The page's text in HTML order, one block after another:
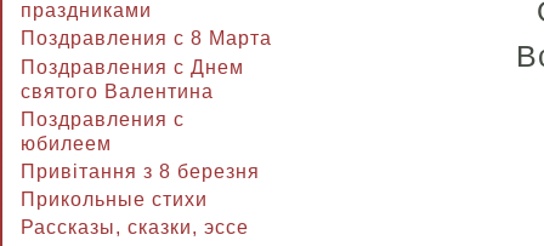
праздниками
Поздравления с 8 Марта
Поздравления с Днем
святого Валентина
Поздравления с
юбилеем
Привітання з 8 березня
Прикольные стихи
Рассказы, сказки, эссе